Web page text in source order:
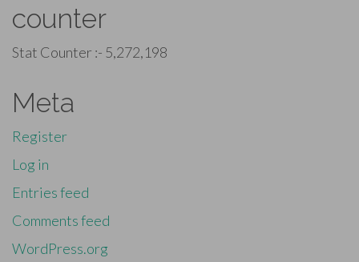
counter
Stat Counter :- 5,272,198
Meta
Register
Log in
Entries feed
Comments feed
WordPress.org